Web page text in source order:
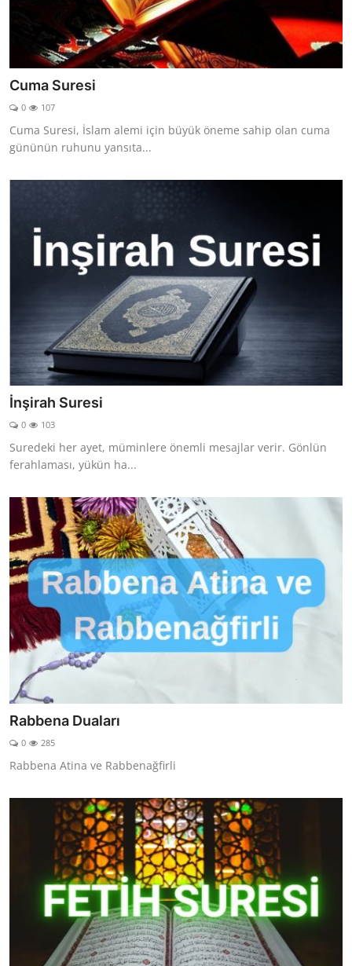
Cuma Suresi
0 107
Cuma Suresi, İslam alemi için büyük öneme sahip olan cuma
gününün ruhunu yansıta...
İnşirah Suresi
0 103
Suredeki her ayet, müminlere önemli mesajlar verir. Gönlün
ferahlaması, yükün ha...
Rabbena Duaları
0 285
Rabbena Atina ve Rabbenağfirli